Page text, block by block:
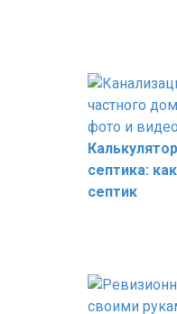
септика:
септик